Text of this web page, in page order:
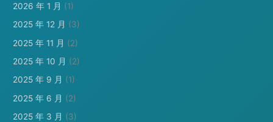
2026 年 1 月 (1)
2025 年 12 月 (3)
2025 年 11 月 (2)
2025 年 10 月 (2)
2025 年 9 月 (1)
2025 年 6 月 (2)
2025 年 3 月 (3)